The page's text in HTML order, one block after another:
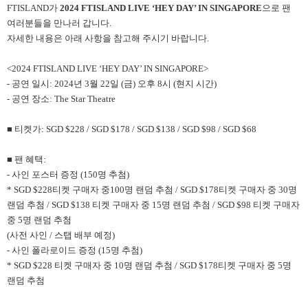
FTISLAND가 2024 FTISLAND LIVE ‘HEY DAY’ IN SINGAPORE으로 팬
여러분들을 만나러 갑니다.
자세한 내용은 아래 사항을 참고해 주시기 바랍니다.
<2024 FTISLAND LIVE ‘HEY DAY’ IN SINGAPORE>
- 공연 일시: 2024년 3월 22일 (금) 오후 8시 (현지 시간)
- 공연 장소: The Star Theatre
■ 티켓가: SGD $228 / SGD $178 / SGD $138 / SGD $98 / SGD $68
■ 팬 혜택:
- 사인 포스터 증정 (150명 추첨)
* SGD $228티켓 구매자 중100명 랜덤 추첨 / SGD $178티켓 구매자 중 30명
랜덤 추첨 / SGD $138 티켓 구매자 중 15명 랜덤 추첨 / SGD $98 티켓 구매자
중 5명 랜덤 추첨
(사전 사인 / 스탭 배부 예정)
- 사인 폴라로이드 증정 (15명 추첨)
* SGD $228 티켓 구매자 중 10명 랜덤 추첨 / SGD $178티켓 구매자 중 5명
랜덤 추첨